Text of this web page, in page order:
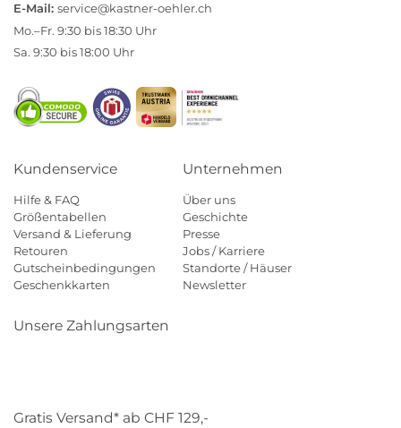
E-Mail: service@kastner-oehler.ch
Mo.–Fr. 9:30 bis 18:30 Uhr
Sa. 9:30 bis 18:00 Uhr
Kundenservice
Hilfe & FAQ
Größentabellen
Versand & Lieferung
Retouren
Gutscheinbedingungen
Geschenkkarten
Unternehmen
Über uns
Geschichte
Presse
Jobs / Karriere
Standorte / Häuser
Newsletter
Unsere Zahlungsarten
Gratis Versand* ab CHF 129,-